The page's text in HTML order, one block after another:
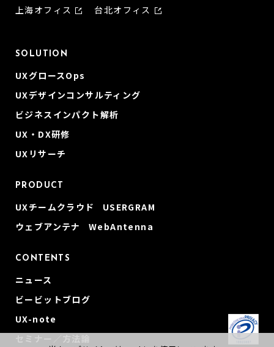
上海オフィス 台北オフィス
SOLUTION
UXグロースOps
UXデザインコンサルティング
ビジネスインパクト解析
UX・DX研修
UXリサーチ
PRODUCT
UXチームクラウド USERGRAM
ウェブアンテナ WebAntenna
CONTENTS
ニュース
ビービットブログ
UX-note
セミナー／方法論